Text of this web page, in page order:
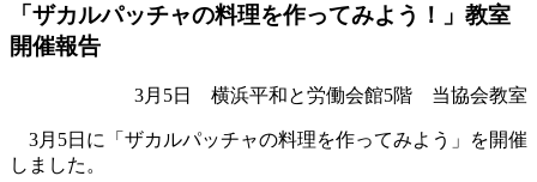
「ザカルパッチャの料理を作ってみよう！」教室
開催報告
3月5日 横浜平和と労働会館5階 当協会教室
3月5日に「ザカルパッチャの料理を作ってみよう」を開催
しました。